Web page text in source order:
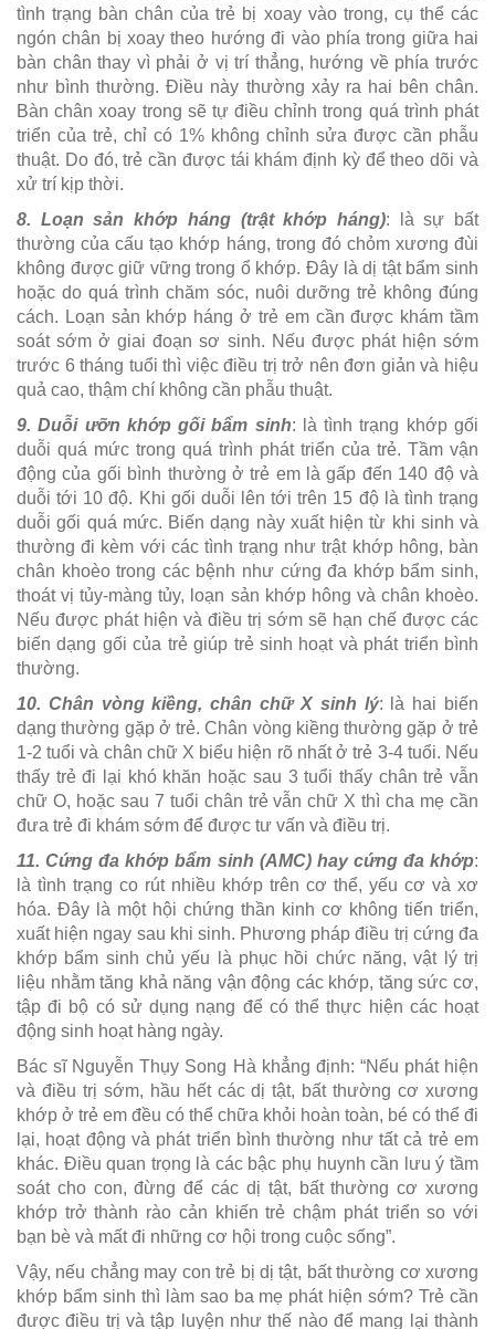
tình trạng bàn chân của trẻ bị xoay vào trong, cụ thể các
ngón chân bị xoay theo hướng đi vào phía trong giữa hai
bàn chân thay vì phải ở vị trí thẳng, hướng về phía trước
như bình thường. Điều này thường xảy ra hai bên chân.
Bàn chân xoay trong sẽ tự điều chỉnh trong quá trình phát
triển của trẻ, chỉ có 1% không chỉnh sửa được cần phẫu
thuật. Do đó, trẻ cần được tái khám định kỳ để theo dõi và
xử trí kịp thời.
8. Loạn sản khớp háng (trật khớp háng): là sự bất
thường của cấu tạo khớp háng, trong đó chỏm xương đùi
không được giữ vững trong ổ khớp. Đây là dị tật bẩm sinh
hoặc do quá trình chăm sóc, nuôi dưỡng trẻ không đúng
cách. Loạn sản khớp háng ở trẻ em cần được khám tầm
soát sớm ở giai đoạn sơ sinh. Nếu được phát hiện sớm
trước 6 tháng tuổi thì việc điều trị trở nên đơn giản và hiệu
quả cao, thậm chí không cần phẫu thuật.
9. Duỗi ưỡn khớp gối bẩm sinh: là tình trạng khớp gối
duỗi quá mức trong quá trình phát triển của trẻ. Tầm vận
động của gối bình thường ở trẻ em là gấp đến 140 độ và
duỗi tới 10 độ. Khi gối duỗi lên tới trên 15 độ là tình trạng
duỗi gối quá mức. Biến dạng này xuất hiện từ khi sinh và
thường đi kèm với các tình trạng như trật khớp hông, bàn
chân khoèo trong các bệnh như cứng đa khớp bẩm sinh,
thoát vị tủy-màng tủy, loạn sản khớp hông và chân khoèo.
Nếu được phát hiện và điều trị sớm sẽ hạn chế được các
biến dạng gối của trẻ giúp trẻ sinh hoạt và phát triển bình
thường.
10. Chân vòng kiềng, chân chữ X sinh lý: là hai biến
dạng thường gặp ở trẻ. Chân vòng kiềng thường gặp ở trẻ
1-2 tuổi và chân chữ X biểu hiện rõ nhất ở trẻ 3-4 tuổi. Nếu
thấy trẻ đi lại khó khăn hoặc sau 3 tuổi thấy chân trẻ vẫn
chữ O, hoặc sau 7 tuổi chân trẻ vẫn chữ X thì cha mẹ cần
đưa trẻ đi khám sớm để được tư vấn và điều trị.
11. Cứng đa khớp bẩm sinh (AMC) hay cứng đa khớp:
là tình trạng co rút nhiều khớp trên cơ thể, yếu cơ và xơ
hóa. Đây là một hội chứng thần kinh cơ không tiến triển,
xuất hiện ngay sau khi sinh. Phương pháp điều trị cứng đa
khớp bẩm sinh chủ yếu là phục hồi chức năng, vật lý trị
liệu nhằm tăng khả năng vận động các khớp, tăng sức cơ,
tập đi bộ có sử dụng nạng để có thể thực hiện các hoạt
động sinh hoạt hàng ngày.
Bác sĩ Nguyễn Thụy Song Hà khẳng định: “Nếu phát hiện
và điều trị sớm, hầu hết các dị tật, bất thường cơ xương
khớp ở trẻ em đều có thể chữa khỏi hoàn toàn, bé có thể đi
lại, hoạt động và phát triển bình thường như tất cả trẻ em
khác. Điều quan trọng là các bậc phụ huynh cần lưu ý tầm
soát cho con, đừng để các dị tật, bất thường cơ xương
khớp trở thành rào cản khiến trẻ chậm phát triển so với
bạn bè và mất đi những cơ hội trong cuộc sống”.
Vậy, nếu chẳng may con trẻ bị dị tật, bất thường cơ xương
khớp bẩm sinh thì làm sao ba mẹ phát hiện sớm? Trẻ cần
được điều trị và tập luyện như thế nào để mang lại thành